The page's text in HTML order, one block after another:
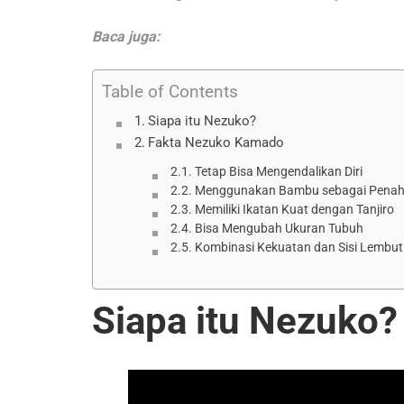
Baca juga:
Table of Contents
Siapa itu Nezuko?
Fakta Nezuko Kamado
Tetap Bisa Mengendalikan Diri
Menggunakan Bambu sebagai
Memiliki Ikatan Kuat dengan Tanjiro
Bisa Mengubah Ukuran Tubuh
Kombinasi Kekuatan dan Sisi Lembut
Siapa itu Nezuko?